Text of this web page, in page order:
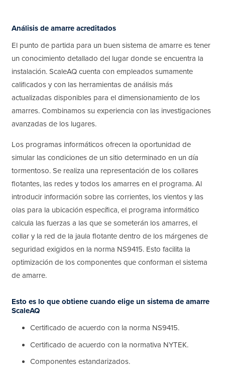
Análisis de amarre acreditados
El punto de partida para un buen sistema de amarre es tener
un conocimiento detallado del lugar donde se encuentra la
instalación. ScaleAQ cuenta con empleados sumamente
calificados y con las herramientas de análisis más
actualizadas disponibles para el dimensionamiento de los
amarres. Combinamos su experiencia con las investigaciones
avanzadas de los lugares.
Los programas informáticos ofrecen la oportunidad de
simular las condiciones de un sitio determinado en un día
tormentoso. Se realiza una representación de los collares
flotantes, las redes y todos los amarres en el programa. Al
introducir información sobre las corrientes, los vientos y las
olas para la ubicación específica, el programa informático
calcula las fuerzas a las que se someterán los amarres, el
collar y la red de la jaula flotante dentro de los márgenes de
seguridad exigidos en la norma NS9415. Esto facilita la
optimización de los componentes que conforman el sistema
de amarre.
Esto es lo que obtiene cuando elige un sistema de amarre
ScaleAQ
Certificado de acuerdo con la norma NS9415.
Certificado de acuerdo con la normativa NYTEK.
Componentes estandarizados.